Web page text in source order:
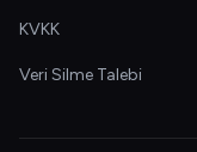
KVKK
Veri Silme Talebi